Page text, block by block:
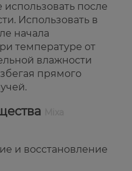
после
Использовать в
начала
температуре от
влажности
прямого
и восстановление